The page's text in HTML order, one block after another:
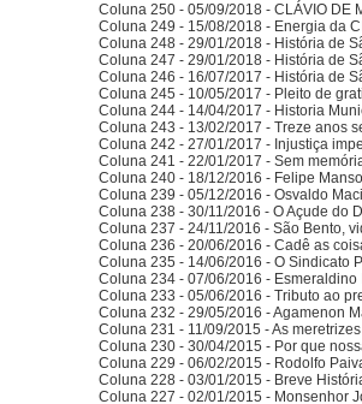
Coluna 250 - 05/09/2018 - CLÁVIO DE
Coluna 249 - 15/08/2018 - Energia da
Coluna 248 - 29/01/2018 - História de
Coluna 247 - 29/01/2018 - História de
Coluna 246 - 16/07/2017 - História de
Coluna 245 - 10/05/2017 - Pleito de
Coluna 244 - 14/04/2017 - Historia
Coluna 243 - 13/02/2017 - Treze anos
Coluna 242 - 27/01/2017 - Injustiça
Coluna 241 - 22/01/2017 - Sem
Coluna 240 - 18/12/2016 - Felipe
Coluna 239 - 05/12/2016 - Osvaldo
Coluna 238 - 30/11/2016 - O Açude do
Coluna 237 - 24/11/2016 - São Bento,
Coluna 236 - 20/06/2016 - Cadê as
Coluna 235 - 14/06/2016 - O Sindicato
Coluna 234 - 07/06/2016 -
Coluna 233 - 05/06/2016 - Tributo ao
Coluna 232 - 29/05/2016 - Agamenon
Coluna 231 - 11/09/2015 - As
Coluna 230 - 30/04/2015 - Por que
Coluna 229 - 06/02/2015 - Rodolfo
Coluna 228 - 03/01/2015 - Breve
Coluna 227 - 02/01/2015 - Monsenhor